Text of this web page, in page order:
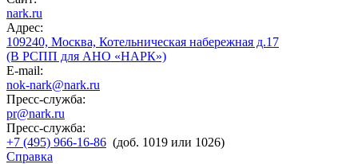
nark.ru
Адрес:
109240, Москва, Котельническая набережная д.17
(В РСПП для АНО «НАРК»)
E-mail:
nok-nark@nark.ru
Пресс-служба:
pr@nark.ru
Пресс-служба:
+7 (495) 966-16-86 (доб. 1019 или 1026)
Справка